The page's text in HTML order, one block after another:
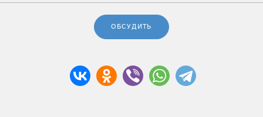
ОБСУДИТЬ